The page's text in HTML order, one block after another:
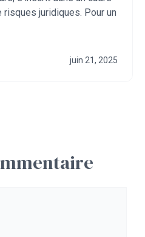
risques juridiques. Pour un
juin 21, 2025